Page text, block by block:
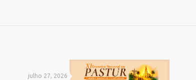
julho 27, 2026